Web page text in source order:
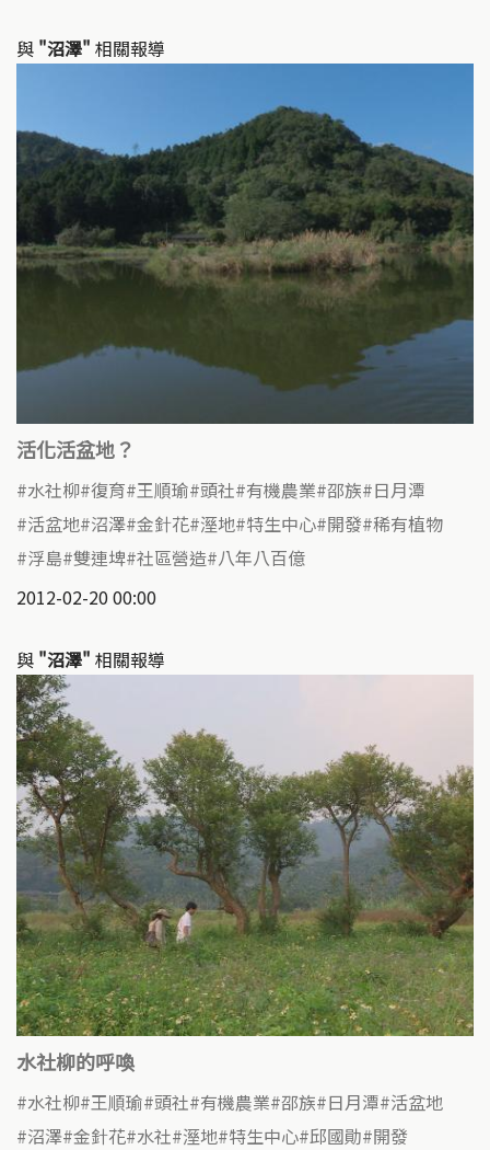
與 "沼澤" 相關報導
活化活盆地？
水社柳 復育 王順瑜 頭社 有機農業 邵族 日月潭
活盆地 沼澤 金針花 溼地 特生中心 開發 稀有植物
浮島 雙連埤 社區營造 八年八百億
2012-02-20 00:00
與 "沼澤" 相關報導
水社柳的呼喚
水社柳 王順瑜 頭社 有機農業 邵族 日月潭 活盆地
沼澤 金針花 水社 溼地 特生中心 邱國勛 開發